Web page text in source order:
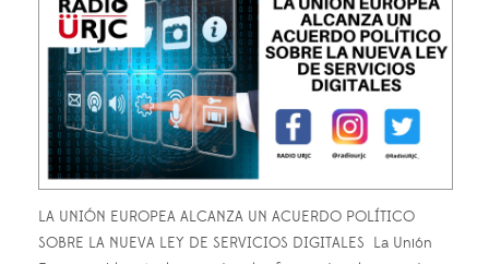
LA UNIÓN EUROPEA ALCANZA UN ACUERDO POLÍTICO
SOBRE LA NUEVA LEY DE SERVICIOS DIGITALES La Unión